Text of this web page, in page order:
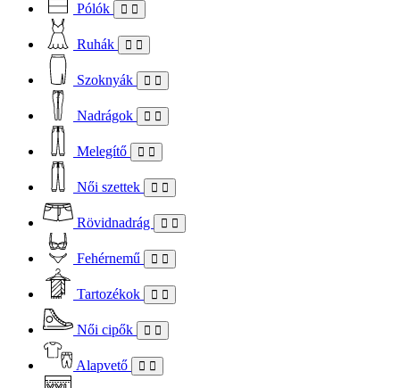
Pólók
Ruhák
Szoknyák
Nadrágok
Melegítő
Női szettek
Rövidnadrág
Fehérnemű
Tartozékok
Női cipők
Alapvető